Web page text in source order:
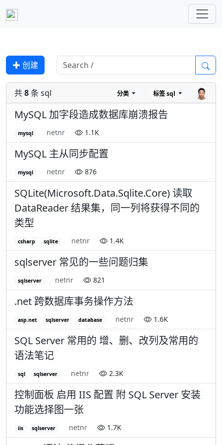
✚ 创建
共8条 sql 分类 标签sql
MySQL 加字段造成数据库崩溃报告
mysql netnr 1.1K
MySQL 主从同步配置
mysql netnr 876
SQLite(Microsoft.Data.Sqlite.Core) 读取
DataReader 结果集，同一列将获得不同的
类型
csharp sqlite netnr 1.4K
sqlserver 常见的一些问题归集
sqlserver netnr 821
.net 跨数据库事务操作方法
asp.net sqlserver database netnr 1.6K
SQL Server 常用的 增、删、改列及常用的
语法笔记
sql sqlserver netnr 2.3K
控制面板 启用 IIS 配置 附 SQL Server 安装
功能选择图一张
iis sqlserver netnr 1.7K